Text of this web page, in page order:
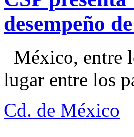
desempeño
México, entre
lugar entre los
Cd. de México